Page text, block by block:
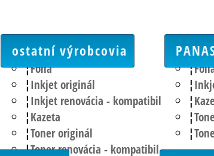
ostatní výrobcovia
Fólia
Inkjet originál
Inkjet renovácia - kompatibil
Kazeta
Toner originál
Toner renovácia - kompatibil